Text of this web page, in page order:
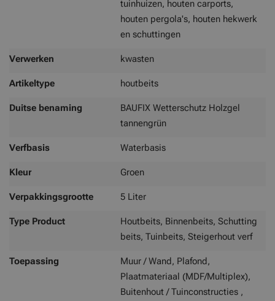
tuinhuizen, houten carports,
houten pergola's, houten hekwerk
en schuttingen
Verwerken kwasten
Artikeltype houtbeits
Duitse benaming
BAUFIX Wetterschutz Holzgel
tannengrün
Verfbasis Waterbasis
Kleur Groen
Verpakkingsgrootte 5 Liter
Type Product
Houtbeits, Binnenbeits, Schutting
beits, Tuinbeits, Steigerhout verf
Toepassing
Muur / Wand, Plafond,
Plaatmateriaal (MDF/Multiplex),
Buitenhout / Tuinconstructies ,